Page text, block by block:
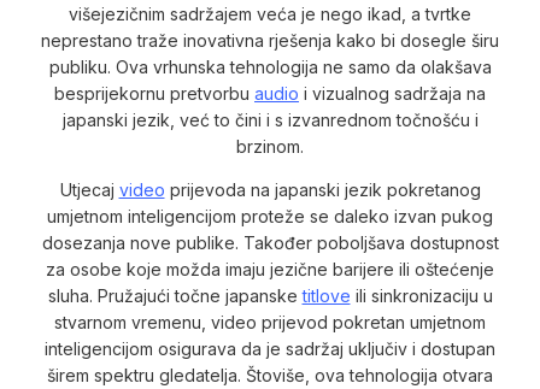
višejezičnim sadržajem veća je nego ikad, a tvrtke
neprestano traže inovativna rješenja kako bi dosegle širu
publiku. Ova vrhunska tehnologija ne samo da olakšava
besprijekornu pretvorbu audio i vizualnog sadržaja na
japanski jezik, već to čini i s izvanrednom točnošću i
brzinom.
Utjecaj video prijevoda na japanski jezik pokretanog
umjetnom inteligencijom proteže se daleko izvan pukog
dosezanja nove publike. Također poboljšava dostupnost
za osobe koje možda imaju jezične barijere ili oštećenje
sluha. Pružajući točne japansketitlove ili sinkronizaciju u
stvarnom vremenu, video prijevod pokretan umjetnom
inteligencijom osigurava da je sadržaj uključiv i dostupan
širem spektru gledatelja. Štoviše, ova tehnologija otvara